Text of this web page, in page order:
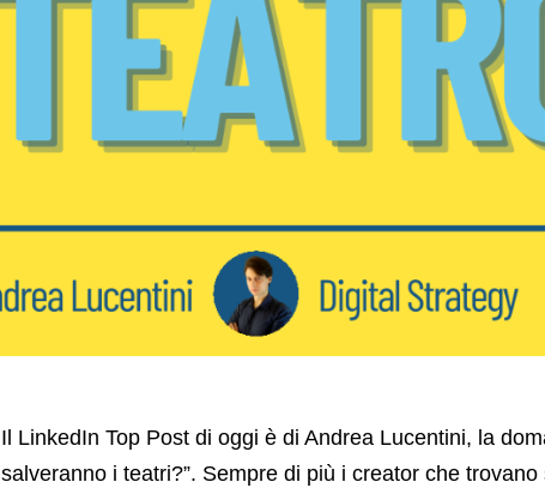
Il LinkedIn Top Post di oggi è di Andrea Lucentini, la
salveranno i teatri?”. Sempre di più i creator che